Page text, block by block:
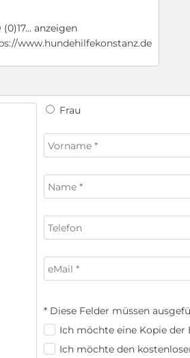
(0)17... anzeigen
www.hundehilfekonstanz.de
Frau
* Diese Felder müssen
Ich möchte eine Kopie der
Ich möchte den